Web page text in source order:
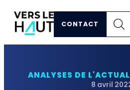
CONTACT
ANALYSES DE
8 avril